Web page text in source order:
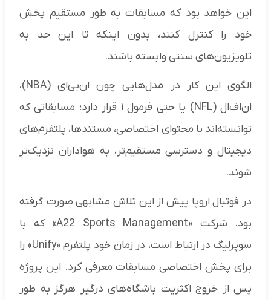
این خواهد بود که مسابقات به طور مستقیم پخش
خود را کنترل کنند، بدون اینکه تا این حد به
تلویزیون‌های سنتی وابسته باشند.
الگوی این کار در مدل‌هایی چون ان‌بی‌ای (NBA)،
ان‌اف‌ال (NFL) یا حتی فرمول ۱ قرار دارد؛ مسابقاتی که
توانسته‌اند با محتوای اختصاصی، مستندها، پلتفرم‌های
دیجیتال و دسترسی مستقیم‌تر، به هواداران نزدیک‌تر
شوند.
در فوتبال اروپا پیش از این تلاش مشابهی صورت گرفته
بود. شرکت «A22 Sports Management» که با
سوپرلیگ در ارتباط است، در زمان خود پلتفرم «Unify» را
برای پخش اختصاصی مسابقات معرفی کرد. این پروژه
پس از خروج اکثریت باشگاه‌های درگیر هرگز به طور